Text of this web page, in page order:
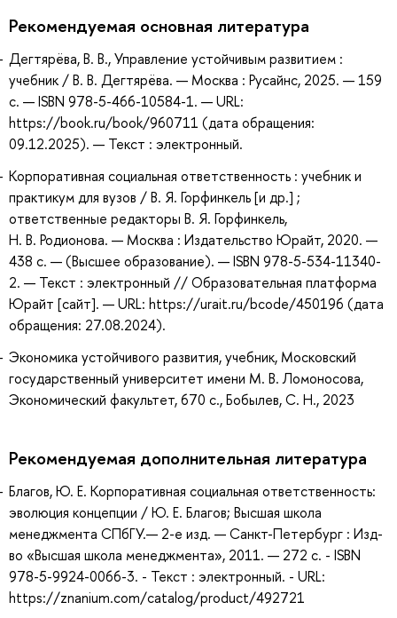
Рекомендуемая основная литература
Дегтярёва, В. В., Управление устойчивым развитием :
учебник / В. В. Дегтярёва. — Москва : Русайнс, 2025. — 159
с. — ISBN 978-5-466-10584-1. — URL:
https://book.ru/book/960711 (дата обращения:
09.12.2025). — Текст : электронный.
Корпоративная социальная ответственность : учебник и
практикум для вузов / В. Я. Горфинкель [и др.] ;
ответственные редакторы В. Я. Горфинкель,
Н. В. Родионова. — Москва : Издательство Юрайт, 2020. —
438 с. — (Высшее образование). — ISBN 978-5-534-11340-
2. — Текст : электронный // Образовательная платформа
Юрайт [сайт]. — URL: https://urait.ru/bcode/450196 (дата
обращения: 27.08.2024).
Экономика устойчивого развития, учебник, Московский
государственный университет имени М. В. Ломоносова,
Экономический факультет, 670 с., Бобылев, С. Н., 2023
Рекомендуемая дополнительная литература
Благов, Ю. Е. Корпоративная социальная ответственность:
эволюция концепции / Ю. Е. Благов; Высшая школа
менеджмента СПбГУ.— 2-е изд. — Санкт-Петербург : Изд-
во «Высшая школа менеджмента», 2011. — 272 с. - ISBN
978-5-9924-0066-3. - Текст : электронный. - URL:
https://znanium.com/catalog/product/492721